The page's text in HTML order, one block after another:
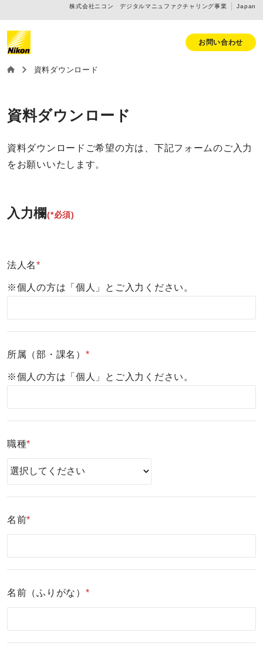
お問い合わせ
株式会社ニコン デジタルマニュファクチャリング事業 Japan
資料ダウンロード
資料ダウンロード
資料ダウンロードご希望の方は、下記フォームのご入力
をお願いいたします。
入力欄(*必須)
法人名*
※個人の方は「個人」とご入力ください。
所属（部・課名） *
※個人の方は「個人」とご入力ください。
職種*
名前*
名前（ふりがな） *